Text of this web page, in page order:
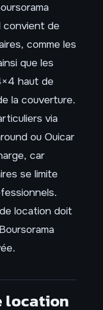
convient de
comme les
que les
haut de
la couverture.
via
ou Ouicar
car
se limite
location doit
location